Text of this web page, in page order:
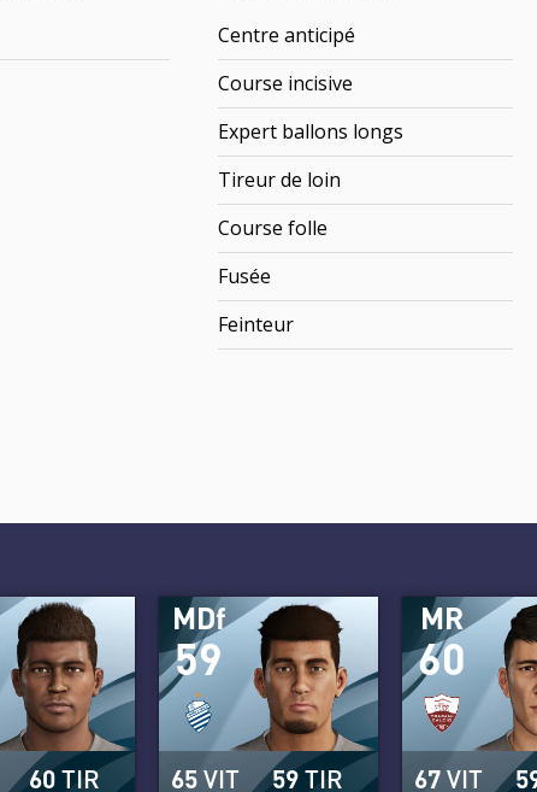
Centre anticipé
Course incisive
Expert ballons longs
Tireur de loin
Course folle
Fusée
Feinteur
60TIR
59
MDf
65VIT 59TIR
60
MR
67VIT